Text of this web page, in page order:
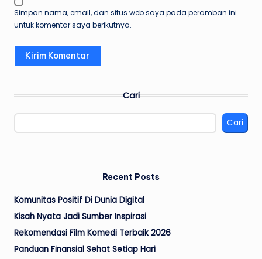
Simpan nama, email, dan situs web saya pada peramban ini
untuk komentar saya berikutnya.
Cari
Cari
Recent Posts
Komunitas Positif Di Dunia Digital
Kisah Nyata Jadi Sumber Inspirasi
Rekomendasi Film Komedi Terbaik 2026
Panduan Finansial Sehat Setiap Hari